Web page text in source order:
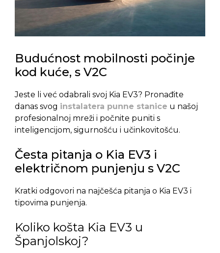
Budućnost mobilnosti počinje
kod kuće, s V2C
Jeste li već odabrali svoj Kia EV3? Pronađite
danas svog instalatera punne stanice u našoj
profesionalnoj mreži i počnite puniti s
inteligencijom, sigurnošću i učinkovitošću.
Česta pitanja o Kia EV3 i
električnom punjenju s V2C
Kratki odgovori na najčešća pitanja o Kia EV3 i
tipovima punjenja.
Koliko košta Kia EV3 u
Španjolskoj?